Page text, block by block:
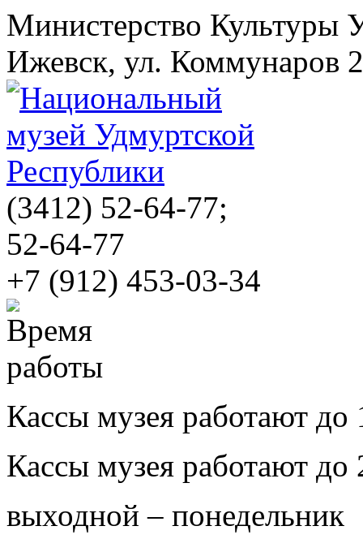
Министерство Культуры
Ижевск, ул. Коммунаров
(3412) 52-64-77;
52-64-77
+7 (912) 453-03-34
Кассы музея работают до
Кассы музея работают
выходной – понедельник